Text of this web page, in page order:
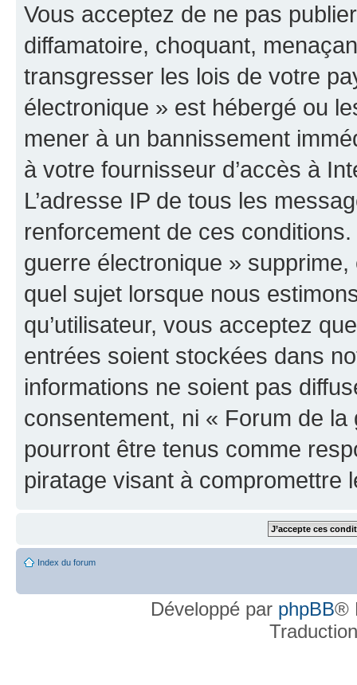
Vous acceptez de ne pas
diffamatoire, choquant,
transgresser les lois de votre
électronique » est hébergé ou
mener à un bannissement
à votre fournisseur d’accès à
L’adresse IP de tous les
renforcement de ces
guerre électronique »
quel sujet lorsque nous
qu’utilisateur, vous acceptez
entrées soient stockées dans
informations ne soient pas
consentement, ni « Forum de
pourront être tenus comme
piratage visant à compromettre
Index du forum
Développé par phpBB®